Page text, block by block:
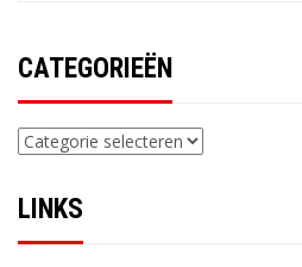
CATEGORIEËN
Categorieën
LINKS